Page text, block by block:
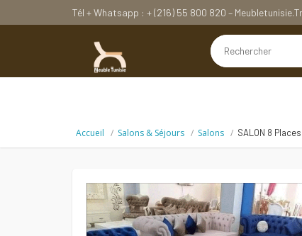
Tél + Whatsapp : + (216) 55 800 820 –
Accueil Salons & Séjours Salons SALON 8